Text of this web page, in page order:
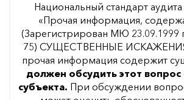
Национальный стандарт
«Прочая информация,
(Зарегистрирован МЮ 23.09.1999
75) СУЩЕСТВЕННЫЕ
прочая информация содержит
должен обсудить этот
субъекта. При обсуждении